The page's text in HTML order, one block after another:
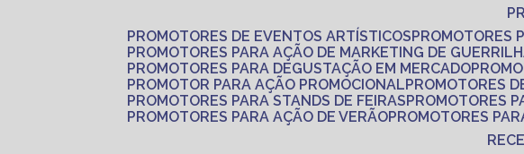
PROMOTORES DE EVENTOS ARTÍSTICOS
PROMOTORES
PROMOTORES PARA AÇÃO DE MARKETING DE
PROMOTORES PARA DEGUSTAÇÃO EM MERCADO
PROMOTOR PARA AÇÃO PROMOCIONAL
PROMOTORES
PROMOTORES PARA STANDS DE FEIRAS
PROMOTORES
PROMOTORES PARA AÇÃO DE VERÃO PROMOTORES